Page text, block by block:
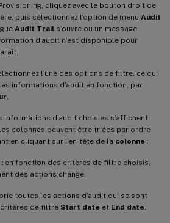
cliquez avec le bouton droit de
puis sélectionnez l’option de menu Audit
Audit Trail s’ouvre ou un message
d’audit n’est disponible pour
l’une des options de filtre, ce qui
informations d’audit en fonction, par
informations d’audit choisies s’affichent
colonnes peuvent être triées par ordre
en cliquant sur l’en-tête de la colonne :
en fonction des critères de filtre choisis,
des actions change.
toutes les actions d’audit qui se sont
de filtre Start date et End date